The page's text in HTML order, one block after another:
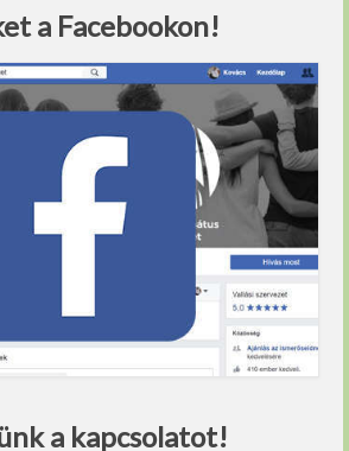
a Facebookon!
a kapcsolatot!